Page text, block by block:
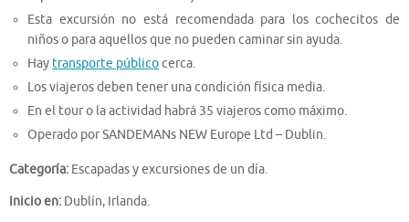
Esta excursión no está recomendada para los cochecitos de
niños o para aquellos que no pueden caminar sin ayuda.
Hay transporte públicocerca.
Los viajeros deben tener una condición física media.
En el tour o la actividad habrá 35 viajeros como máximo.
Operado por SANDEMANs NEW Europe Ltd – Dublin.
Categoría: Escapadas y excursiones de un día.
Inicio en: Dublín, Irlanda.